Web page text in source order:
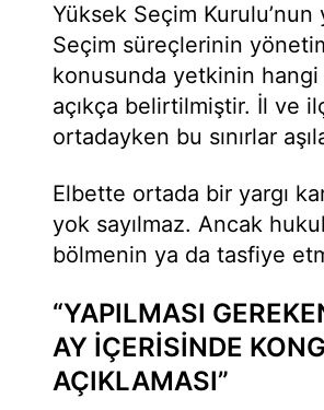
Yüksek Seçim
Seçim süreçlerinin
konusunda yetkinin hangi
açıkça belirtilmiştir. İl ve
ortadayken bu sınırlar
Elbette ortada bir yargı
yok sayılmaz. Ancak
bölmenin ya da tasfiye
“YAPILMASI
AY İÇERİSİNDE
AÇIKLAMASI”